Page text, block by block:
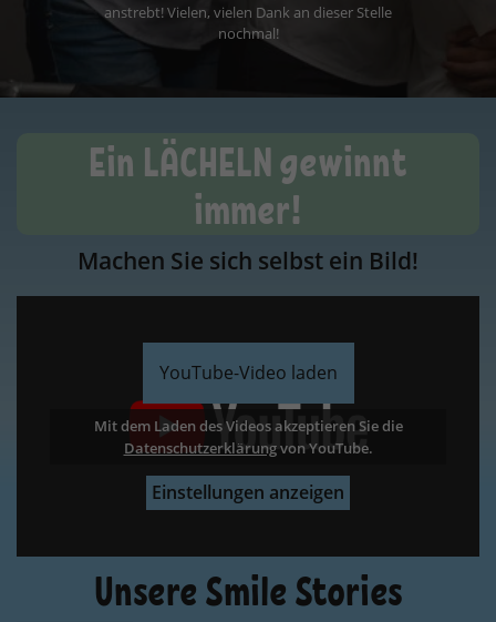
Ein LÄCHELN gewinnt
immer!
Machen Sie sich selbst ein Bild!
YouTube-Video laden
Mit dem Laden des Videos akzeptieren Sie die
Datenschutzerklärungvon YouTube.
Einstellungen anzeigen
Datenschutzerklärung
Datenschutzerklärung
Datenschutzerklärung
Unsere Smile Stories